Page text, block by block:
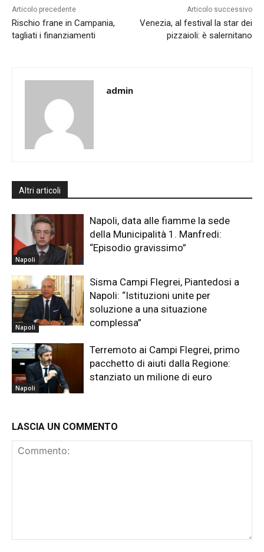
Articolo precedente
Rischio frane in Campania,
tagliati i finanziamenti
Articolo successivo
Venezia, al festival la star dei
pizzaioli: è salernitano
admin
Altri articoli
Napoli
Napoli, data alle fiamme la sede
della Municipalità 1. Manfredi:
“Episodio gravissimo”
Napoli
Sisma Campi Flegrei, Piantedosi a
Napoli: “Istituzioni unite per
soluzione a una situazione
complessa”
Napoli
Terremoto ai Campi Flegrei, primo
pacchetto di aiuti dalla Regione:
stanziato un milione di euro
LASCIA UN COMMENTO